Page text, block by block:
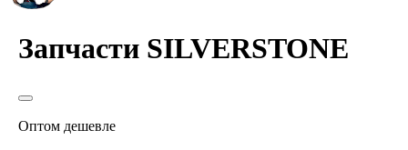
Запчасти SILVERSTONE
Оптом дешевле